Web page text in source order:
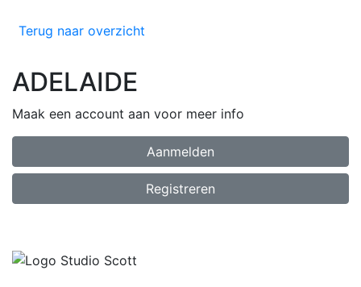
Terug naar overzicht
ADELAIDE
Maak een account aan voor meer info
Aanmelden
Registreren